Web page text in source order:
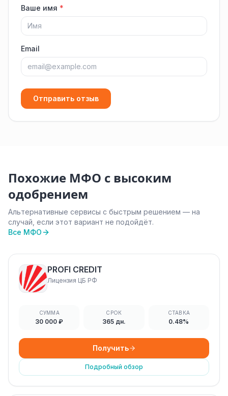
Ваше имя *
Email
Отправить отзыв
Похожие МФО с высоким
одобрением
Альтернативные сервисы с быстрым решением — на
случай, если этот вариант не подойдёт.
Все МФО
PROFI CREDIT
Лицензия ЦБ РФ
СУММА
30 000 ₽
СРОК
365 дн.
СТАВКА
0.48%
Получить
Подробный обзор